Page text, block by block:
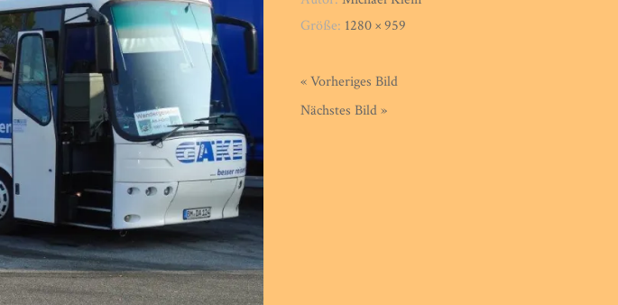
Größe: 1280 × 959
« Vorheriges Bild
Nächstes Bild »